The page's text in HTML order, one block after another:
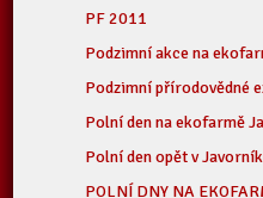
PF 2011
Podzimní akce na
Podzimní přírodovědné
Polní den na ekofarmě
Polní den opět v
POLNÍ DNY NA